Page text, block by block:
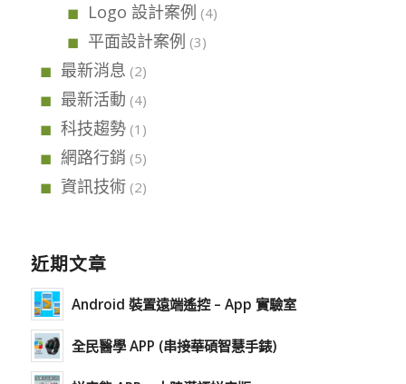
Logo 設計案例 (4)
平面設計案例 (3)
最新消息 (2)
最新活動 (4)
科技趨勢(1)
網路行銷 (5)
資訊技術(2)
近期文章
Android 裝置遠端遙控 – App 實驗室
全民醫學 APP (串接華碩智慧手錶)